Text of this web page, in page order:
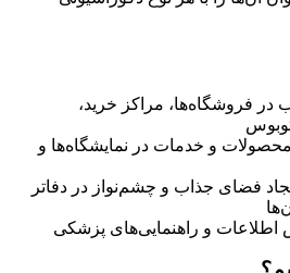
در فروشگاه‌ها، مراکز خرید،
و خدمات در نمایشگاه‌ها و
فضای جذاب و چشم‌نواز در دفاتر
اطلاعات و راهنمایی‌های پزشکی